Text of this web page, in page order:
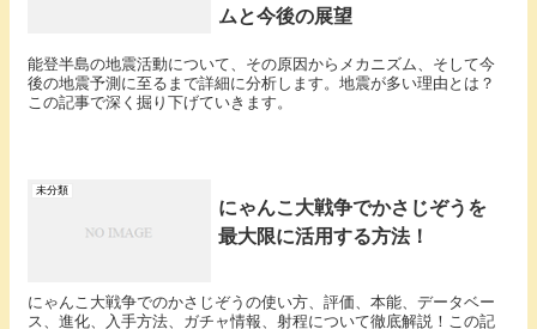
ムと今後の展望
能登半島の地震活動について、その原因からメカニズム、そして今
後の地震予測に至るまで詳細に分析します。地震が多い理由とは？
この記事で深く掘り下げていきます。
未分類
にゃんこ大戦争でかさじぞうを
最大限に活用する方法！
にゃんこ大戦争でのかさじぞうの使い方、評価、本能、データベー
ス、進化、入手方法、ガチャ情報、射程について徹底解説！この記